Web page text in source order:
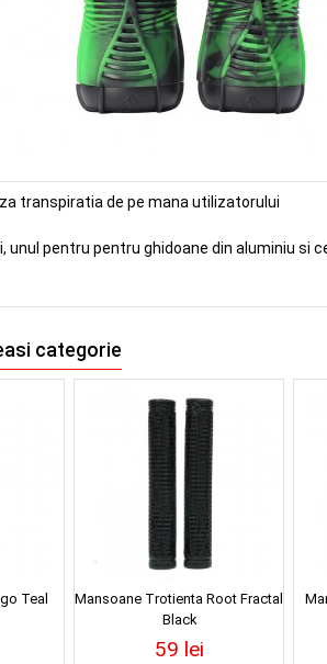
transpiratia de pe mana utilizatorului
unul pentru pentru ghidoane din aluminiu si
categorie
Teal
Mansoane Trotienta Root Fractal
Black
59 lei